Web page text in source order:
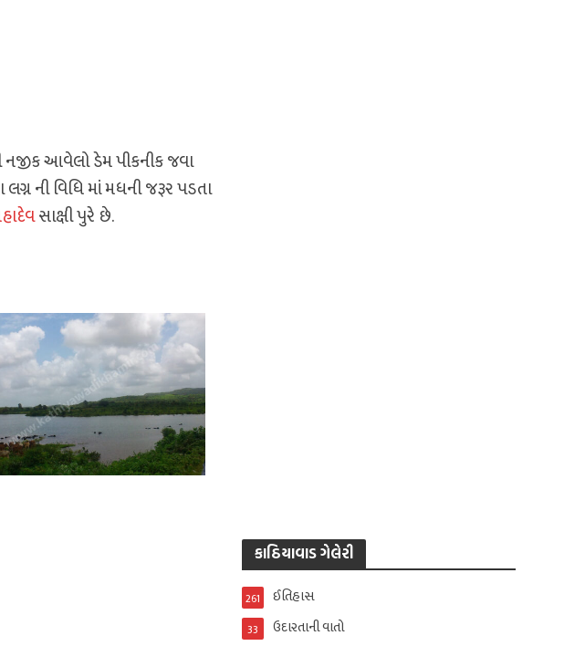
નજીક આવેલો ડેમ પીકનીક જવા
ની વિધિ માં મધની જરૂર પડતા
સાક્ષી પુરે છે.
કાઠિયાવાડ ગેલેરી
ઈતિહાસ
261
ઉદારતાની વાતો
33